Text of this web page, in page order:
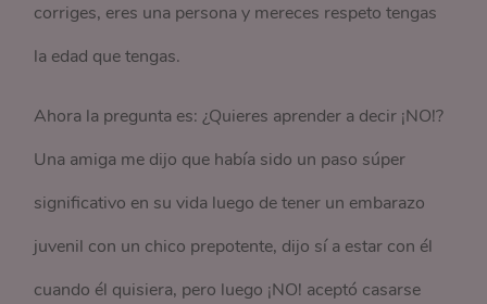
corriges, eres una persona y mereces respeto tengas
la edad que tengas.
Ahora la pregunta es: ¿Quieres aprender a decir ¡NO!?
Una amiga me dijo que había sido un paso súper
significativo en su vida luego de tener un embarazo
juvenil con un chico prepotente, dijo sí a estar con él
cuando él quisiera, pero luego ¡NO! aceptó casarse